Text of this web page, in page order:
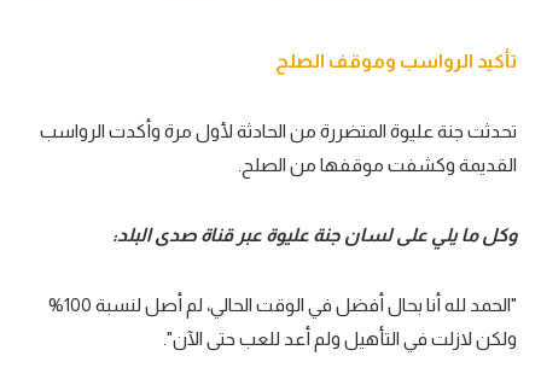
تأكيد الرواسب وموقف الصلح
تحدثت جنة عليوة المتضررة من الحادثة لأول مرة وأكدت الرواسب
القديمة وكشفت موقفها من الصلح.
وكل ما يلي على لسان جنة عليوة عبر قناة صدى البلد:
"الحمد لله أنا بحال أفضل في الوقت الحالي، لم أصل لنسبة 100%
ولكن لازلت في التأهيل ولم أعد للعب حتى الآن".